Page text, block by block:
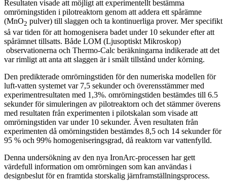
Resultaten visade att möjligt att experimentellt bestämma
omrörningstiden i pilotreaktorn genom att addera ett spårämne
(MnO2 pulver) till slaggen och ta kontinuerliga prover. Mer specifikt
så var tiden för att homogenisera badet under 10 sekunder efter att
spårämnet tillsatts. Både LOM (Ljusoptiskt Mikroskop)
observationerna och Thermo-Calc beräkningarna indikerade att det
var rimligt att anta att slaggen är i smält tillstånd under körning.
Den predikterade omrörningstiden för den numeriska modellen för
luft-vatten systemet var 7,5 sekunder och överensstämmer med
experimentresultaten med 1,3%. omrörningstiden bestämdes till 6.5
sekunder för simuleringen av pilotreaktorn och det stämmer överens
med resultaten från experimenten i pilotskalan som visade att
omrörningstiden var under 10 sekunder. Även resultaten från
experimenten då omörningstiden bestämdes 8,5 och 14 sekunder för
95 % och 99% homogeniseringsgrad, då reaktorn var vattenfylld.
Denna undersökning av den nya IronArc-processen har gett
värdefull information om omrörningen som kan användas i
designbeslut för en framtida storskalig järnframställningsprocess.